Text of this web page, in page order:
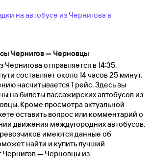
на автобусе из Чернигова в
Чернигов — Черновцы
Чернигова отправляется в 14:35.
составляет около 14 часов 25 минут.
насчитывается 1 рейс. Здесь вы
на билеты пассажирских автобусов из
Кроме просмотра актуальной
оставить вопрос или комментарий о
движения междугородних автобусов.
имеются данные об
найти и купить лучший
Чернигов — Черновцы из